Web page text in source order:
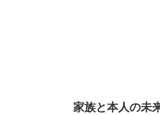
家族と本人の未